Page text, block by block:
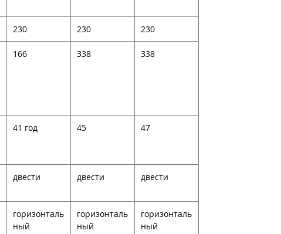
230 230 230
166 338 338
41 год 45 47
двести двести двести
горизонталь
ный
горизонталь
ный
горизонталь
ный